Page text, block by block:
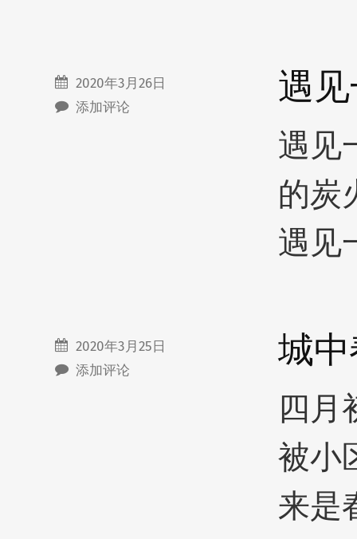
遇
2020年3月26日
添加评论
遇见
的炭
遇见
城
2020年3月25日
添加评论
四月
被小
来是